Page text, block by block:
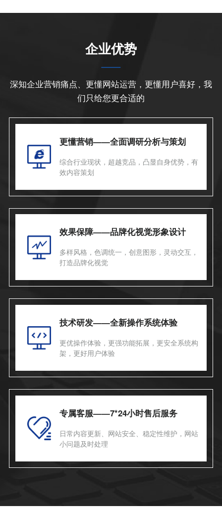
企业优势
深知企业营销痛点、更懂网站运营，更懂用户喜好，我
们只给您更合适的
更懂营销——全面调研分析与策划
综合行业现状，超越竞品，凸显自身优势，有
效内容策划
效果保障——品牌化视觉形象设计
多样风格，色调统一，创意图形，灵动交互，
打造品牌化视觉
技术研发——全新操作系统体验
更优操作体验，更强功能拓展，更安全系统构
架，更好用户体验
专属客服——7*24小时售后服务
日常内容更新、网站安全、稳定性维护，网站
小问题及时处理